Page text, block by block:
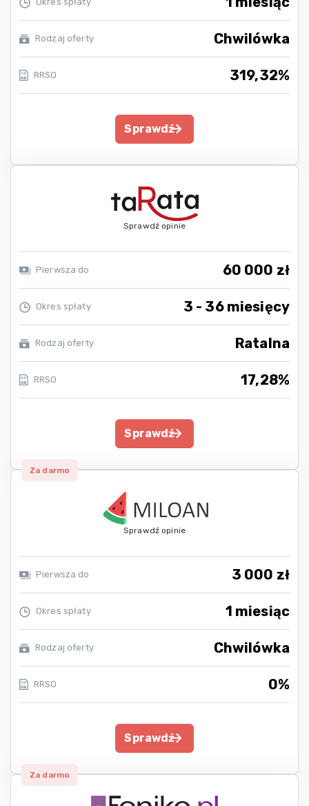
Rodzaj oferty Chwilówka
RRSO 319,32%
Sprawdź
Sprawdź opinie
Pierwsza do 60 000 zł
Okres spłaty 3 - 36 miesięcy
Rodzaj oferty Ratalna
RRSO 17,28%
Sprawdź
Za darmo
Sprawdź opinie
Pierwsza do 3 000 zł
Okres spłaty 1 miesiąc
Rodzaj oferty Chwilówka
RRSO 0%
Sprawdź
Za darmo